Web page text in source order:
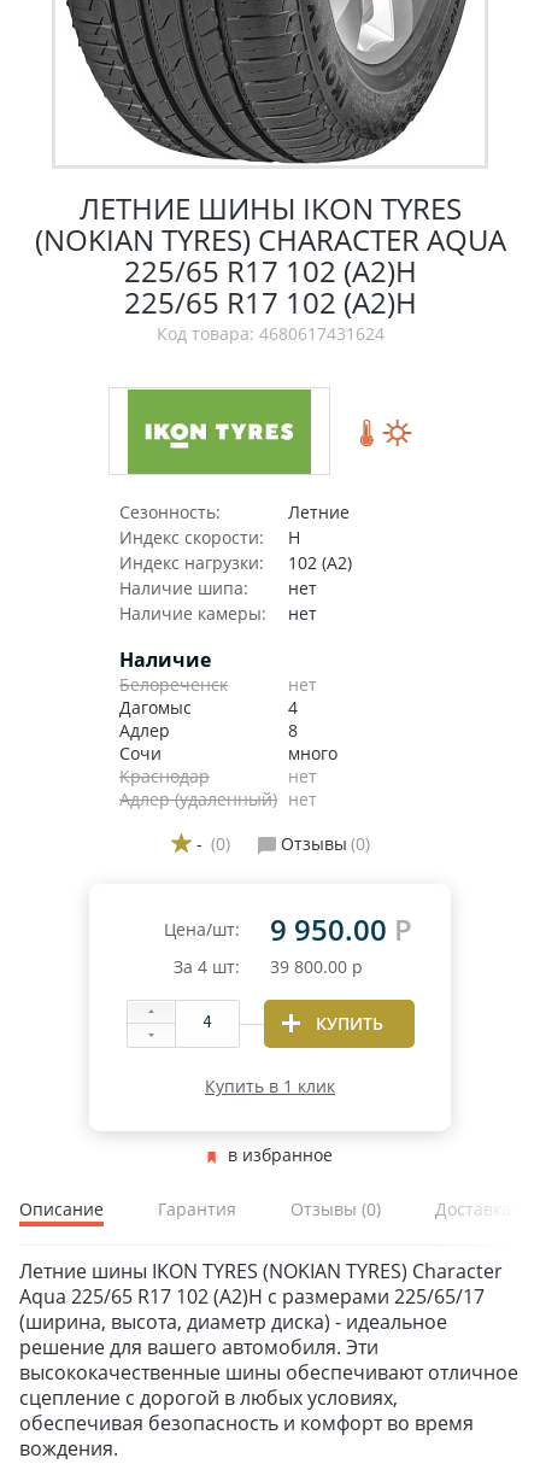
ЛЕТНИЕ ШИНЫ IKON TYRES
(NOKIAN TYRES) CHARACTER AQUA
225/65 R17 102 (A2)H
225/65 R17 102 (A2)H
Код товара: 4680617431624
Сезонность:
Летние
Индекс скорости:
H
Индекс нагрузки:
102 (A2)
Наличие шипа:
нет
Наличие камеры:
нет
Наличие
Белореченск
нет
Дагомыс
4
Адлер
8
Сочи
много
Краснодар
нет
Адлер (удаленный) нет
- (0) Отзывы (0)
Цена/шт: 9 950.00 Р
За 4 шт: 39 800.00 р
КУПИТЬ
Купить в 1 клик
в избранное
Описание Гарантия Отзывы (0) Доставка и
Летние шины IKON TYRES (NOKIAN TYRES) Character
Aqua 225/65 R17 102 (A2)H с размерами 225/65/17
(ширина, высота, диаметр диска) - идеальное
решение для вашего автомобиля. Эти
высококачественные шины обеспечивают отличное
сцепление с дорогой в любых условиях,
обеспечивая безопасность и комфорт во время
вождения.